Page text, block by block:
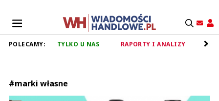
POLECAMY: TYLKO U NAS RAPORTY I ANALIZY
#marki własne